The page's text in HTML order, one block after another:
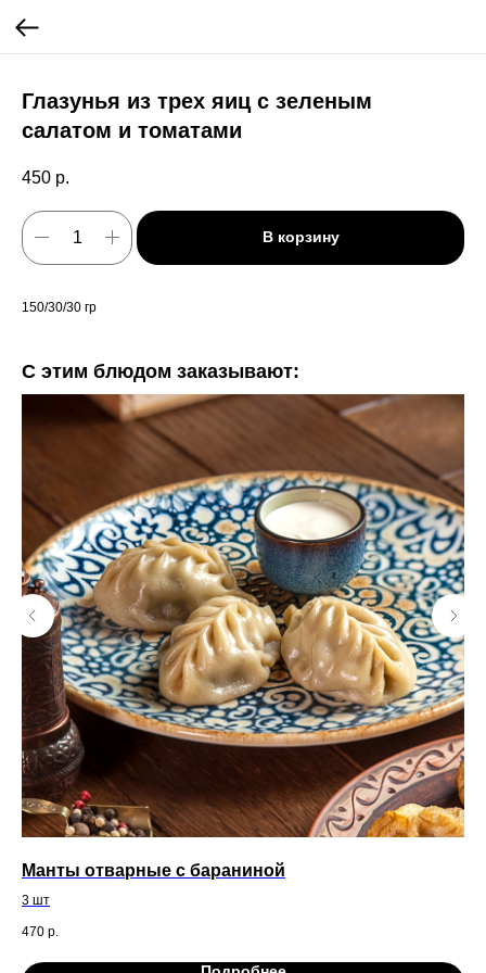
Глазунья из трех яиц с зеленым
салатом и томатами
450 р.
В корзину
150/30/30 гр
С этим блюдом заказывают:
Манты отварные с бараниной
3 шт
470 р.